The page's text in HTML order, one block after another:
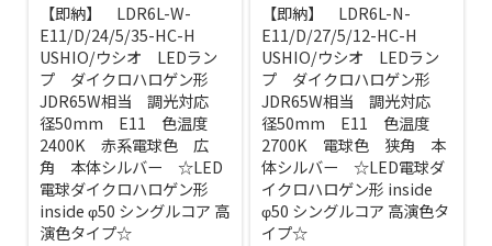
【即納】 LDR6L-W-
E11/D/24/5/35-HC-H
USHIO/ウシオ LEDラン
プ ダイクロハロゲン形
JDR65W相当 調光対応
径50mm E11 色温度
2400K 赤系電球色 広
角 本体シルバー ☆LED
電球ダイクロハロゲン形
inside φ50 シングルコア 高
演色タイプ☆
【即納】 LDR6L-N-
E11/D/27/5/12-HC-H
USHIO/ウシオ LEDラン
プ ダイクロハロゲン形
JDR65W相当 調光対応
径50mm E11 色温度
2700K 電球色 狭角 本
体シルバー ☆LED電球ダ
イクロハロゲン形 inside
φ50 シングルコア 高演色タ
イプ☆